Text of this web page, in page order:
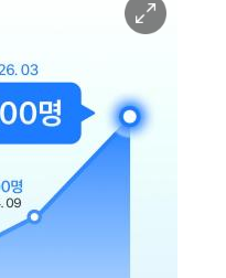
이
미
확
대